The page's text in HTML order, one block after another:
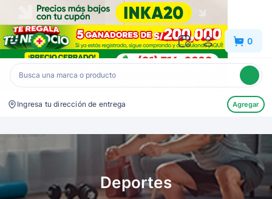
Inkafarma 0
Ingresa tu dirección de entrega Agregar
Deportes